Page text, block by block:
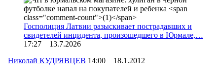
Госполиция Латвии разыскивает пострадавших и
свидетелей инцидента, произошедшего в Юрмале,…
17:27 13.7.2026
Николай КУДРЯВЦЕВ 14:00 18.1.2012